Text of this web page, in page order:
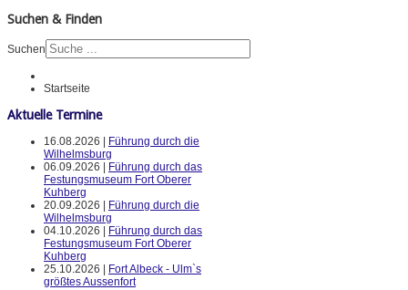
Suchen & Finden
Suchen
Startseite
Aktuelle Termine
16.08.2026 |
Führung durch die
Wilhelmsburg
06.09.2026 |
Führung durch das
Festungsmuseum Fort Oberer
Kuhberg
20.09.2026 |
Führung durch die
Wilhelmsburg
04.10.2026 |
Führung durch das
Festungsmuseum Fort Oberer
Kuhberg
25.10.2026 |
Fort Albeck - Ulm`s
größtes Aussenfort